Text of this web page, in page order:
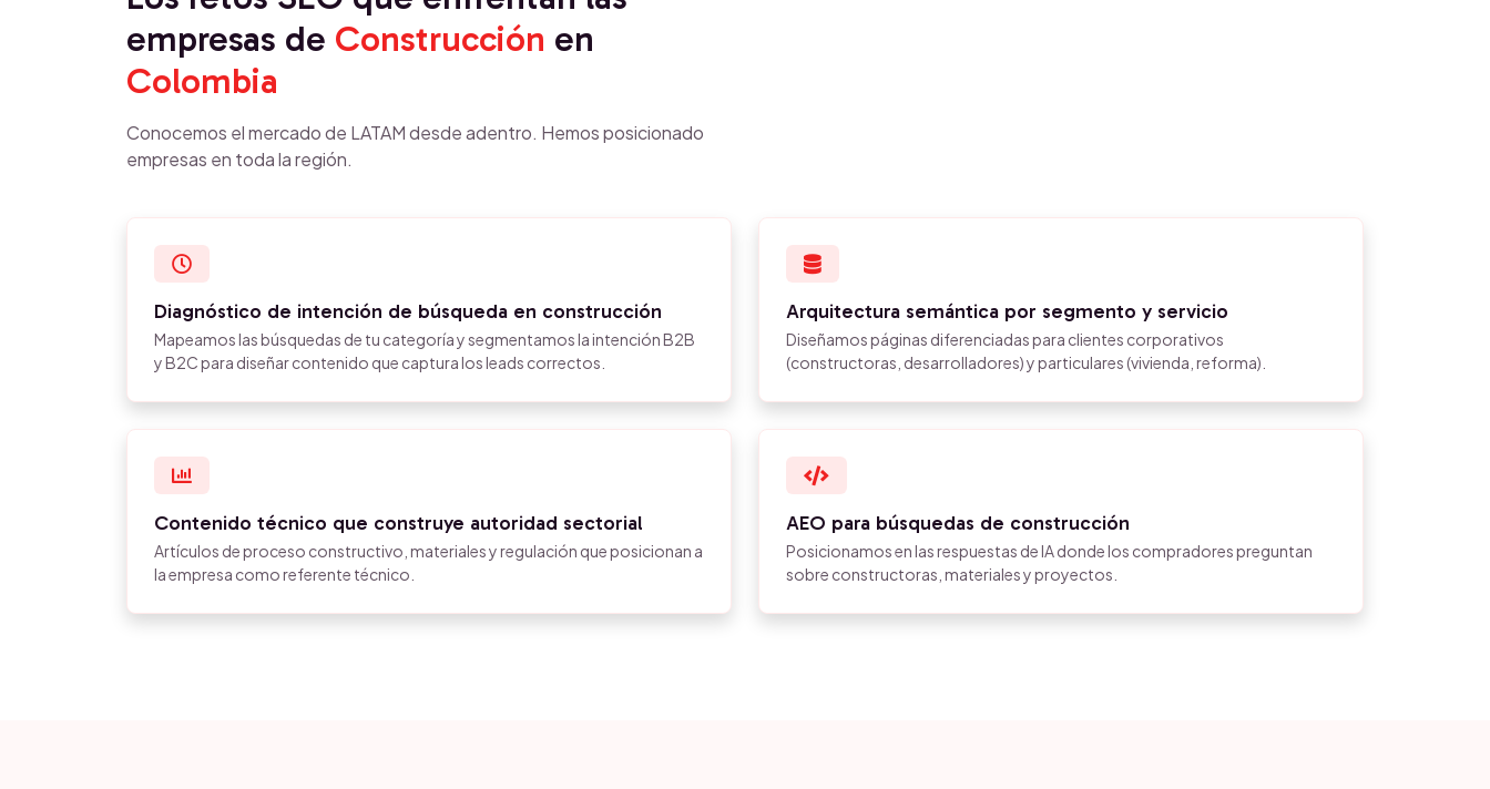
empresas de Construcción en
Colombia
Conocemos el mercado de LATAM desde adentro. Hemos posicionado
empresas en toda la región.
Diagnóstico de intención de búsqueda en construcción
Mapeamos las búsquedas de tu categoría y segmentamos la intención B2B
y B2C para diseñar contenido que captura los leads correctos.
Arquitectura semántica por segmento y servicio
Diseñamos páginas diferenciadas para clientes corporativos
(constructoras, desarrolladores) y particulares (vivienda, reforma).
Contenido técnico que construye autoridad sectorial
Artículos de proceso constructivo, materiales y regulación que posicionan a
la empresa como referente técnico.
AEO para búsquedas de construcción
Posicionamos en las respuestas de IA donde los compradores preguntan
sobre constructoras, materiales y proyectos.